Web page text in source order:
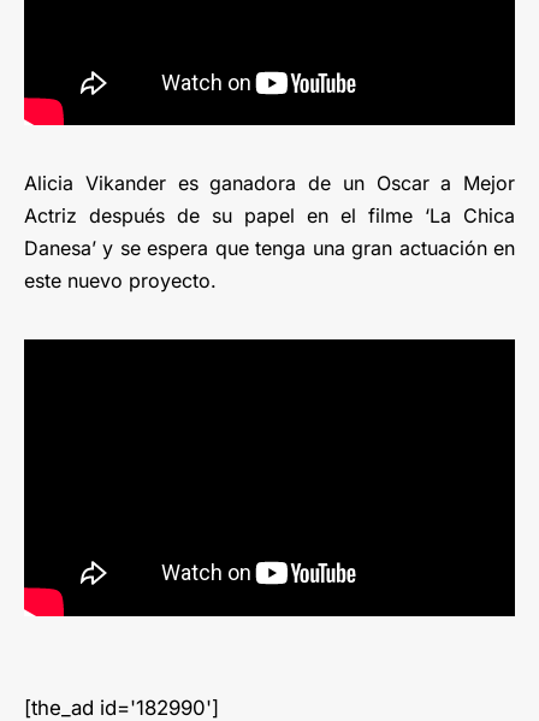
Alicia Vikander es ganadora de un Oscar a Mejor
Actriz después de su papel en el filme ‘La Chica
Danesa’ y se espera que tenga una gran actuación en
este nuevo proyecto.
[the_ad id='182990']